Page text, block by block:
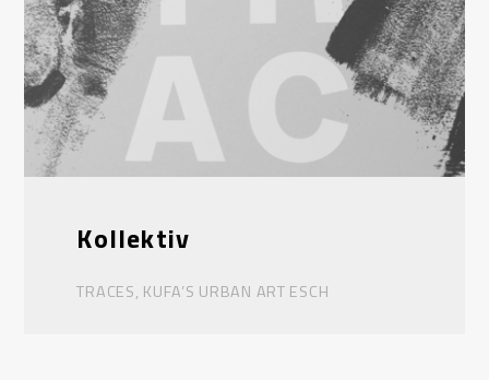
Kollektiv
TRACES, KUFA’S URBAN ART ESCH